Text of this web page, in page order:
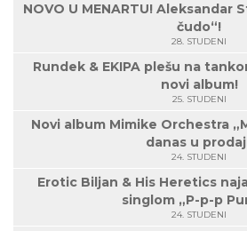
NOVO U MENARTU! Aleksandar
čudo“!
28. STUDENI
Rundek & EKIPA plešu na
novi album!
25. STUDENI
Novi album Mimike Orchestra
danas u
24. STUDENI
Erotic Biljan & His Heretics
singlom „P-p-p
24. STUDENI